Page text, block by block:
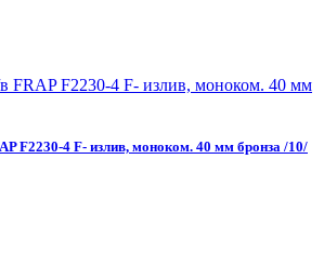
F2230-4 F- излив, моноком. 40 мм бронза /10/